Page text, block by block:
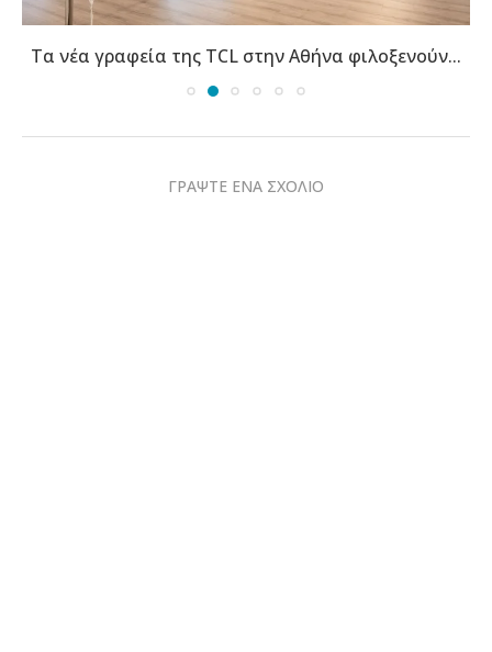
Τα νέα γραφεία της TCL στην Αθήνα φιλοξενούν...
ΓΡΑΨΤΕ ΕΝΑ ΣΧΟΛΙΟ